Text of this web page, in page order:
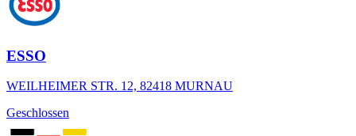
ESSO
WEILHEIMER STR. 12, 82418 MURNAU
Geschlossen